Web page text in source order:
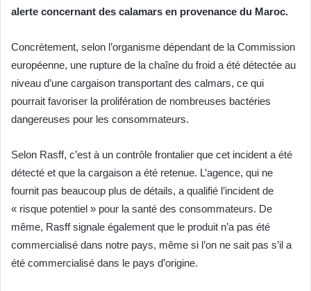
alerte concernant des calamars en provenance du Maroc.
Concrètement, selon l’organisme dépendant de la Commission
européenne, une rupture de la chaîne du froid a été détectée au
niveau d’une cargaison transportant des calmars, ce qui
pourrait favoriser la prolifération de nombreuses bactéries
dangereuses pour les consommateurs.
Selon Rasff, c’est à un contrôle frontalier que cet incident a été
détecté et que la cargaison a été retenue. L’agence, qui ne
fournit pas beaucoup plus de détails, a qualifié l’incident de
« risque potentiel » pour la santé des consommateurs. De
même, Rasff signale également que le produit n’a pas été
commercialisé dans notre pays, même si l’on ne sait pas s’il a
été commercialisé dans le pays d’origine.